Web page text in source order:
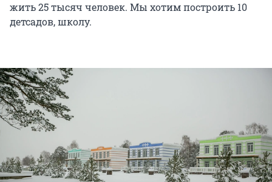
жить 25 тысяч человек. Мы хотим построить 10
детсадов, школу.